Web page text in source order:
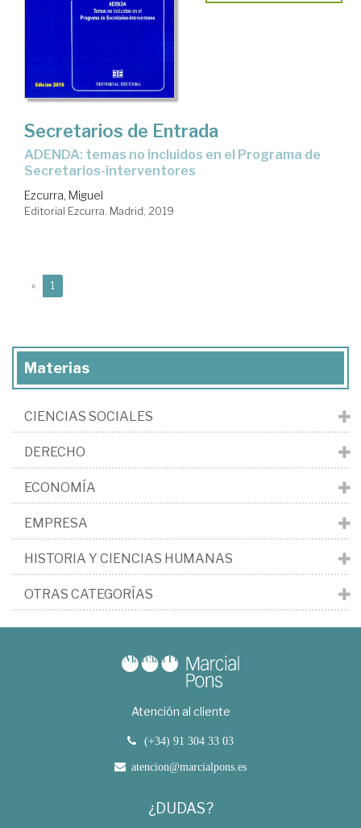
Secretarios de Entrada
ADENDA: temas no incluidos en el Programa de
Secretarios-interventores
Ezcurra, Miguel
Editorial Ezcurra. Madrid, 2019
« 1
Materias
CIENCIAS SOCIALES
DERECHO
ECONOMÍA
EMPRESA
HISTORIA Y CIENCIAS HUMANAS
OTRAS CATEGORÍAS
Atención al cliente
(+34) 91 304 33 03
atencion@marcialpons.es
¿DUDAS?